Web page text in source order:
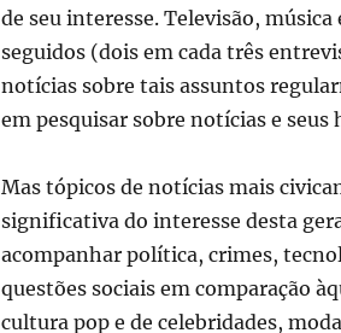
de seu interesse. Televisão,
seguidos (dois em cada três
notícias sobre tais assuntos
em pesquisar sobre notícias e seus
Mas tópicos de notícias mais
significativa do interesse desta
acompanhar política, crimes,
questões sociais em comparação
cultura pop e de celebridades,